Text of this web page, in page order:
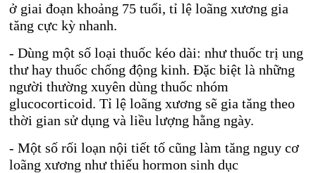
ở giai đoạn khoảng 75 tuổi, tỉ lệ loãng xương gia
tăng cực kỳ nhanh.
- Dùng một số loại thuốc kéo dài: như thuốc trị ung
thư hay thuốc chống động kinh. Đặc biệt là những
người thường xuyên dùng thuốc nhóm
glucocorticoid. Tỉ lệ loãng xương sẽ gia tăng theo
thời gian sử dụng và liều lượng hằng ngày.
- Một số rối loạn nội tiết tố cũng làm tăng nguy cơ
loãng xương như thiếu hormon sinh dục